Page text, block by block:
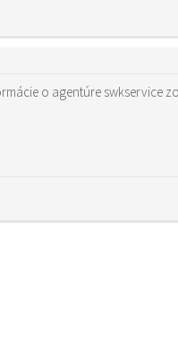
o agentúre swkservice